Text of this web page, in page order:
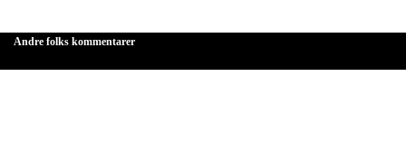
Andre folks kommentarer